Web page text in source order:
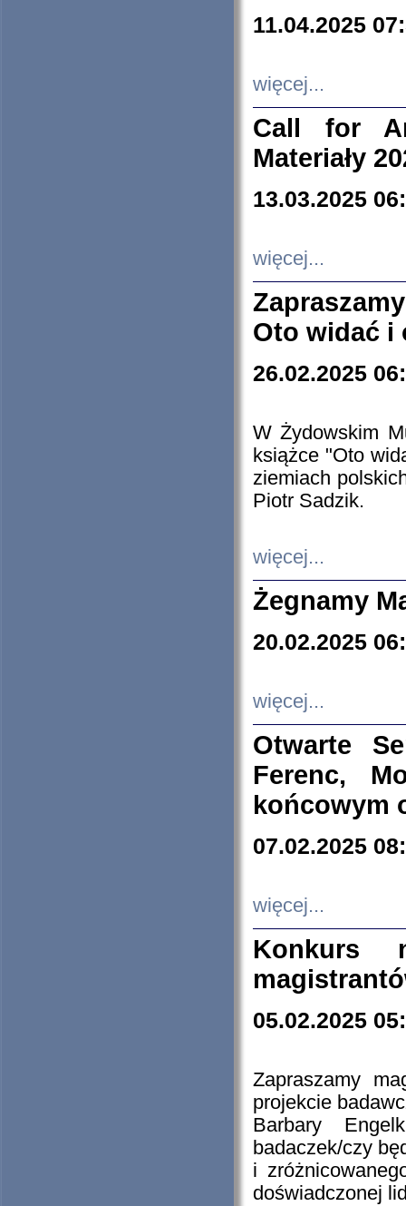
11.04.2025
więcej...
Call for
Materiały
13.03.2025
więcej...
Oto widać i
26.02.2025
W Żydowskim
książce "Oto
ziemiach
Piotr Sadzik.
więcej...
Żegnamy
20.02.2025
więcej...
Otwarte
Ferenc,
końcowym
07.02.2025
więcej...
Konkurs
05.02.2025
Zapraszamy
projekcie
Barbary
badaczek/czy
i
doświadczonej